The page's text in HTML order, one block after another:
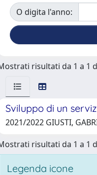
O digita l'anno:
risultati da 1 a 1
Sviluppo di un
2021/2022 GIUSTI,
risultati da 1 a 1
Legenda icone